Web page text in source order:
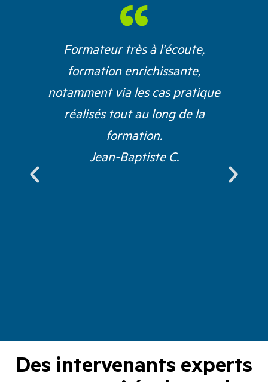
Formateur très à l'écoute,
formation enrichissante,
notamment via les cas pratique
réalisés tout au long de la
formation.
Jean-Baptiste C.
Des intervenants experts